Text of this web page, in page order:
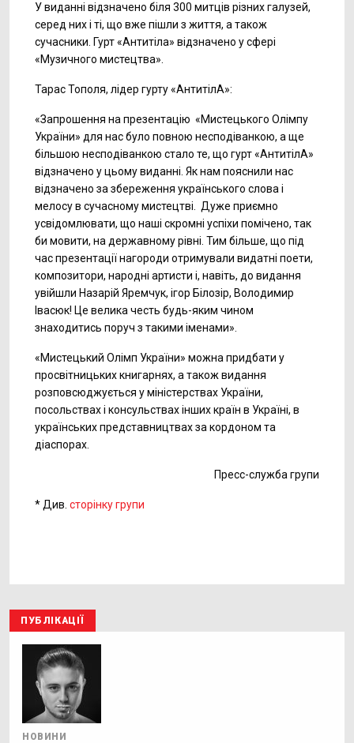
У виданні відзначено біля 300 митців різних галузей,
серед них і ті, що вже пішли з життя, а також
сучасники. Гурт «Антитіла» відзначено у сфері
«Музичного мистецтва».
Тарас Тополя, лідер гурту «АнтитілА»:
«Запрошення на презентацію «Мистецького Олімпу
України» для нас було повною несподіванкою, а ще
більшою несподіванкою стало те, що гурт «АнтитілА»
відзначено у цьому виданні. Як нам пояснили нас
відзначено за збереження українського слова і
мелосу в сучасному мистецтві. Дуже приємно
усвідомлювати, що наші скромні успіхи помічено, так
би мовити, на державному рівні. Тим більше, що під
час презентації нагороди отримували видатні поети,
композитори, народні артисти і, навіть, до видання
увійшли Назарій Яремчук, ігор Білозір, Володимир
Івасюк! Це велика честь будь-яким чином
знаходитись поруч з такими іменами».
«Мистецький Олімп України» можна придбати у
просвітницьких книгарнях, а також видання
розповсюджується у міністерствах України,
посольствах і консульствах інших країн в Україні, в
українських представництвах за кордоном та
діаспорах.
Пресс-служба групи
* Див. сторінку групи
ПУБЛІКАЦІЇ
НОВИНИ